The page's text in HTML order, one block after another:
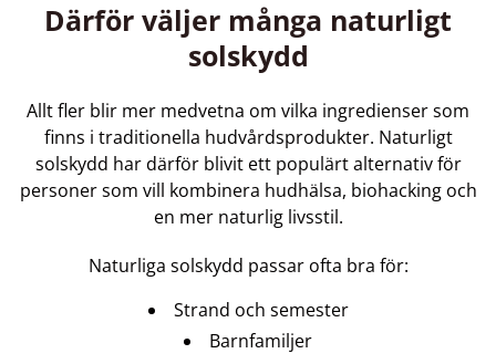
Därför väljer många naturligt
solskydd
Allt fler blir mer medvetna om vilka ingredienser som
finns i traditionella hudvårdsprodukter. Naturligt
solskydd har därför blivit ett populärt alternativ för
personer som vill kombinera hudhälsa, biohacking och
en mer naturlig livsstil.
Naturliga solskydd passar ofta bra för:
Strand och semester
Barnfamiljer